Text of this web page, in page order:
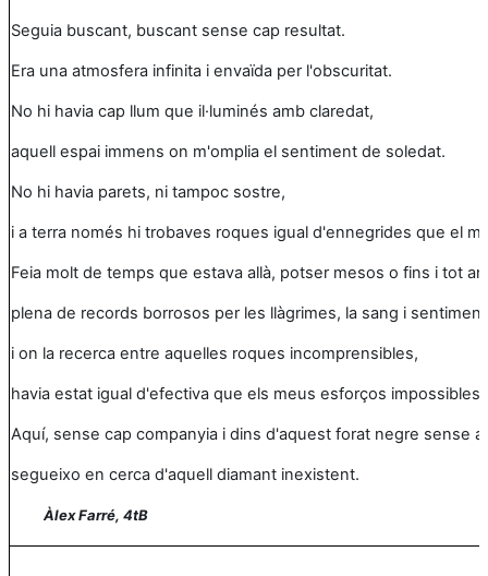
Seguia buscant, buscant sense cap resultat.
Era una atmosfera infinita i envaïda per l'obscuritat.
No hi havia cap llum que il·luminés amb claredat,
aquell espai immens on m'omplia el sentiment de soledat.
No hi havia parets, ni tampoc sostre,
i a terra només hi trobaves roques igual d'ennegrides que el
Feia molt de temps que estava allà, potser mesos o fins i tot
plena de records borrosos per les llàgrimes, la sang i
i on la recerca entre aquelles roques incomprensibles,
havia estat igual d'efectiva que els meus esforços impossibles.
Aquí, sense cap companyia i dins d'aquest forat negre sense
segueixo en cerca d'aquell diamant inexistent.
Àlex Farré, 4tB